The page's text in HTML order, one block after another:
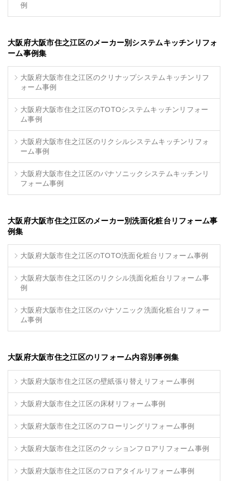
例
大阪府大阪市住之江区のメーカー別システムキッチンリフォ
ーム事例集
大阪府大阪市住之江区のクリナップシステムキッチンリフ
ォーム事例
大阪府大阪市住之江区のTOTOシステムキッチンリフォー
ム事例
大阪府大阪市住之江区のリクシルシステムキッチンリフォ
ーム事例
大阪府大阪市住之江区のパナソニックシステムキッチンリ
フォーム事例
大阪府大阪市住之江区のメーカー別洗面化粧台リフォーム事
例集
大阪府大阪市住之江区のTOTO洗面化粧台リフォーム事例
大阪府大阪市住之江区のリクシル洗面化粧台リフォーム事
例
大阪府大阪市住之江区のパナソニック洗面化粧台リフォー
ム事例
大阪府大阪市住之江区のリフォーム内容別事例集
大阪府大阪市住之江区の壁紙張り替えリフォーム事例
大阪府大阪市住之江区の床材リフォーム事例
大阪府大阪市住之江区のフローリングリフォーム事例
大阪府大阪市住之江区のクッションフロアリフォーム事例
大阪府大阪市住之江区のフロアタイルリフォーム事例